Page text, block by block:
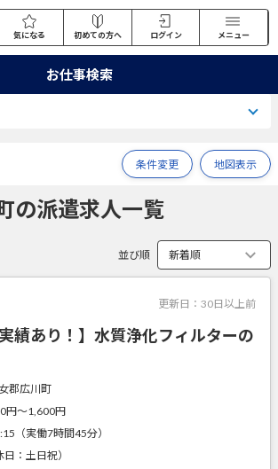
気になる 初めての方へ ログイン メニュー
お仕事検索
条件変更 地図表示
の派遣求人一覧
並び順
更新日： 30日以上前
績あり！】水質浄化フィルターの
郡広川町
円〜1,600円
（実働7時間45分）
：土日祝）